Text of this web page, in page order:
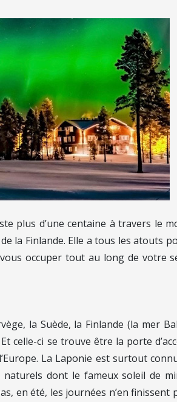
plus d’une centaine à travers le
la Finlande. Elle a tous les atouts
occuper tout au long de votre
la Suède, la Finlande (la mer
celle-ci se trouve être la porte
La Laponie est surtout
dont le fameux soleil de
en été, les journées n’en finissent